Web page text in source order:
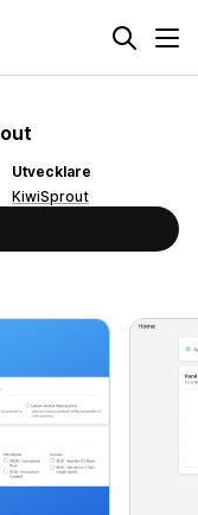
Utvecklare
KiwiSprout